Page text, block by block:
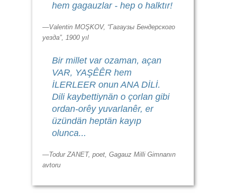
hem gagauzlar - hep o halktır!
—Valentin MOŞKOV, “Гагаузы Бендерского
уезда”, 1900 yıl
Bir millet var ozaman, açan
VAR, YAŞÊÊR hem
İLERLEER onun ANA DİLİ.
Dili kaybettiynän o çorlan gibi
ordan-orêy yuvarlanêr, er
üzündän heptän kayıp
olunca...
—Todur ZANET, poet, Gagauz Milli Gimnanın
avtoru